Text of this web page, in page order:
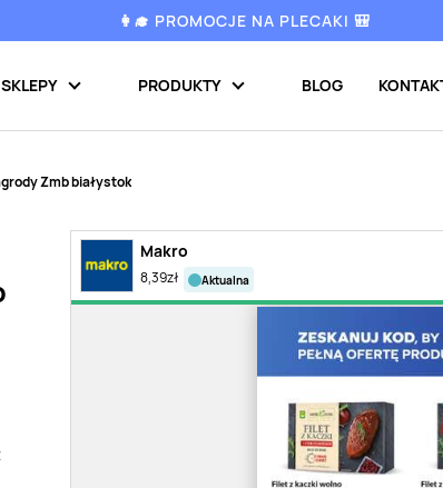
👩‍🎓 PROMOCJE NA PLECAKI 🎒
SKLEPY PRODUKTY BLOG
Zmb białystok
Makro
8,39zł aktualna